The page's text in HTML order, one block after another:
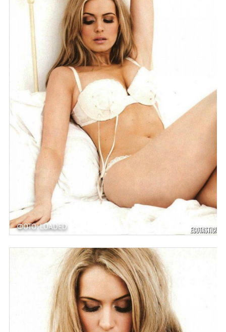
ФОТО: LOADED